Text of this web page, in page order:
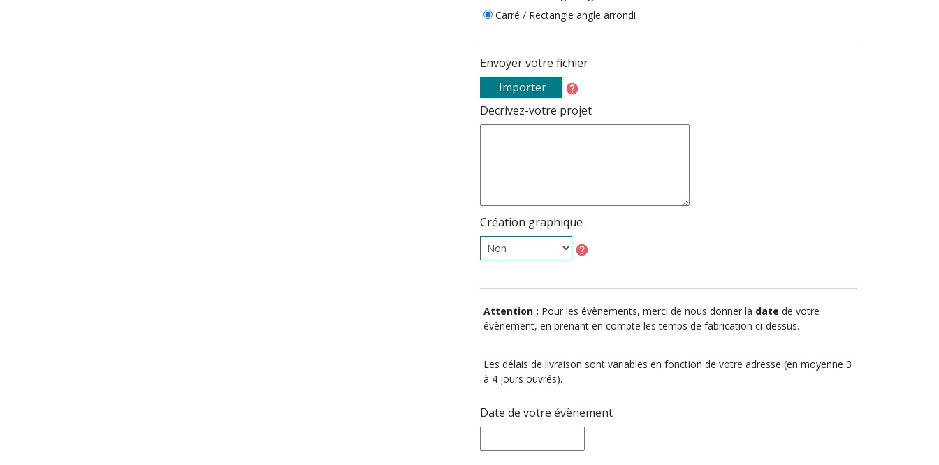
Carré / Rectangle angle arrondi
Envoyer votre fichier
Importer
help
Decrivez-votre projet
Création graphique
help
Attention : Pour les évènements, merci de nous donner la date de votre
évènement, en prenant en compte les temps de fabrication ci-dessus.
Les délais de livraison sont variables en fonction de votre adresse (en moyenne 3
à 4 jours ouvrés).
Date de votre évènement